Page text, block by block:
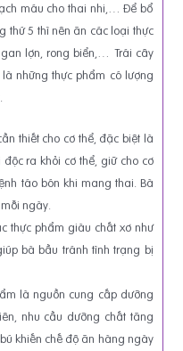
máu cho thai nhi,… Để bổ
thứ 5 thì nên ăn các loại thực
lợn, rong biển,… Trái cây
những thực phẩm có lượng
thiết cho cơ thể, đặc biệt là
ra khỏi cơ thể, giữ cho cơ
táo bón khi mang thai. Bà
ngày.
thực phẩm giàu chất xơ như
bà bầu tránh tình trạng bị
là nguồn cung cấp dưỡng
nhu cầu dưỡng chất tăng
khiến chế độ ăn hàng ngày